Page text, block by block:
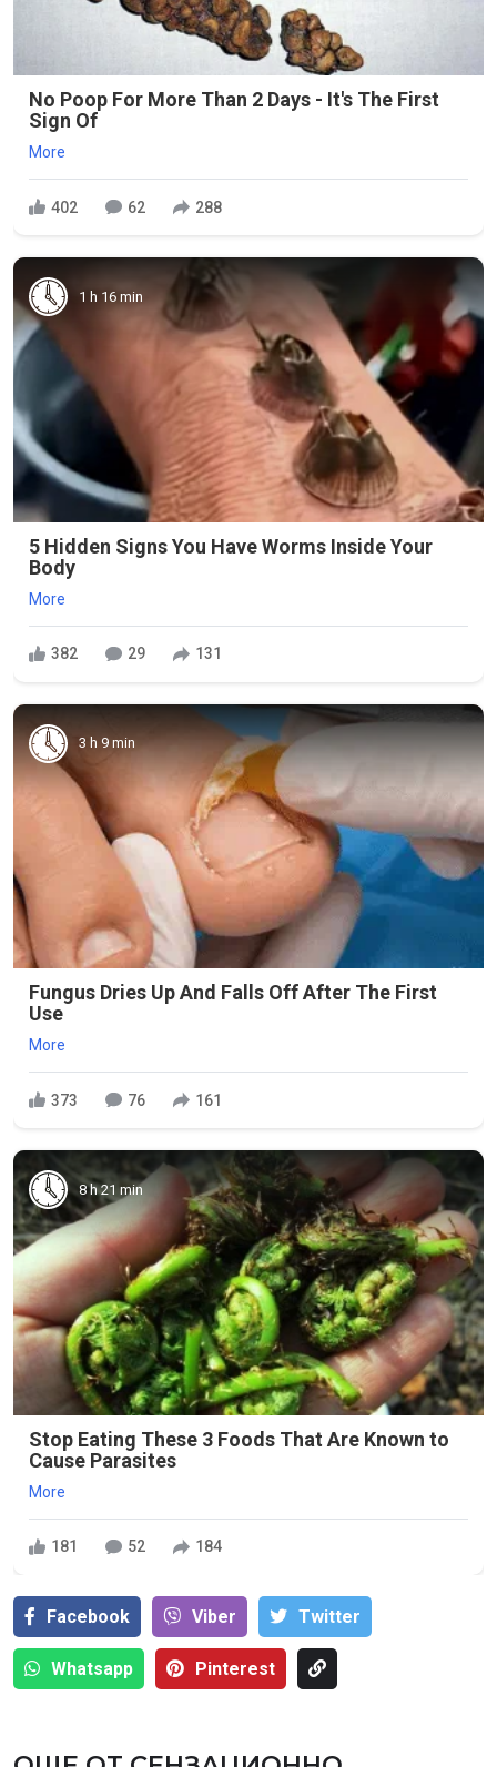
No Poop For More Than 2 Days - It's The First
Sign Of
More
402 62 288
1 h 16 min
5 Hidden Signs You Have Worms Inside Your
Body
More
382 29 131
3 h 9 min
Fungus Dries Up And Falls Off After The First
Use
More
373 76 161
8 h 21 min
Stop Eating These 3 Foods That Are Known to
Cause Parasites
More
181 52 184
Facebook Viber Тwitter
Whatsapp Pinterest